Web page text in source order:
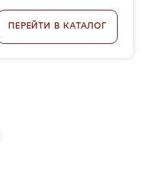
ПЕРЕЙТИ В КАТАЛОГ